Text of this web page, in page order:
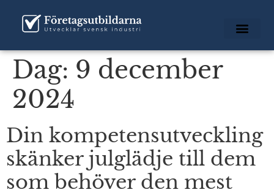
Dag: 9 december
2024
Din kompetensutveckling
skänker julglädje till dem
som behöver den mest